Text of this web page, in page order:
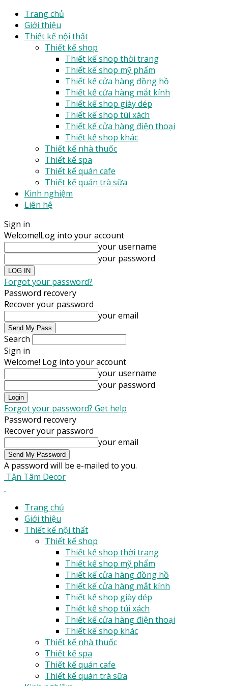
Trang chủ
Giới thiệu
Thiết kế nội thất
Thiết kế shop
Thiết kế shop thời trang
Thiết kế shop mỹ phẩm
Thiết kế cửa hàng đồng hồ
Thiết kế cửa hàng mắt kính
Thiết kế shop giày dép
Thiết kế shop túi xách
Thiết kế cửa hàng điện thoại
Thiết kế shop khác
Thiết kế nhà thuốc
Thiết kế spa
Thiết kế quán cafe
Thiết kế quán trà sữa
Kinh nghiệm
Liên hệ
Sign in
Welcome!Log into your account
your username
your password
Forgot your password?
Password recovery
Recover your password
your email
Search
Sign in
Welcome! Log into your account
your username
your password
Forgot your password? Get help
Password recovery
Recover your password
your email
A password will be e-mailed to you.
Tận Tâm Decor
Trang chủ
Giới thiệu
Thiết kế nội thất
Thiết kế shop
Thiết kế shop thời trang
Thiết kế shop mỹ phẩm
Thiết kế cửa hàng đồng hồ
Thiết kế cửa hàng mắt kính
Thiết kế shop giày dép
Thiết kế shop túi xách
Thiết kế cửa hàng điện thoại
Thiết kế shop khác
Thiết kế nhà thuốc
Thiết kế spa
Thiết kế quán cafe
Thiết kế quán trà sữa